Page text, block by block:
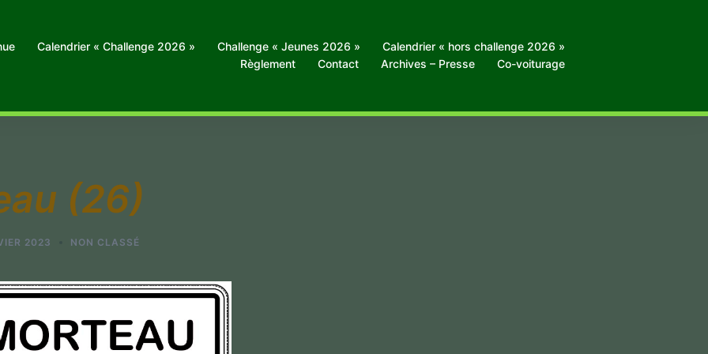
Calendrier « Challenge 2026 » Challenge « Jeunes 2026 »
Calendrier « hors challenge 2026 »
Règlement
Contact Archives – Presse Co-voiturage
(26)
2023 NON CLASSÉ